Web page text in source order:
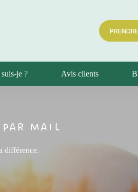
je ? Avis clients
PAR MAIL
différence.